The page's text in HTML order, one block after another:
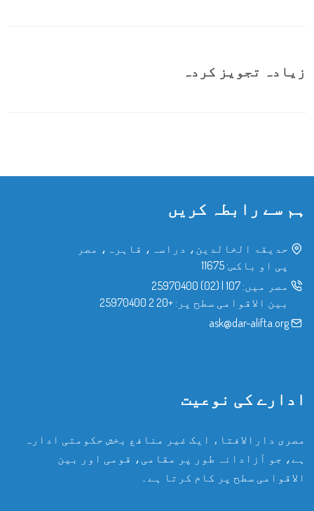
زیادہ تجویز کردہ
ہم سے رابطہ کریں
حدیقۃ الخالدین، دراسہ، قاہرہ، مصر
پی او باکس: 11675
مصر میں: 107
|
(02) 25970400
بین الاقوامی سطح پر: +20 2 25970400
ask@dar-alifta.org
ادارے کی نوعیت
مصری دارالافتاء ایک غیر منافع بخش حکومتی ادارہ
ہے، جو آزادانہ طور پر مقامی، قومی اور بین
الاقوامی سطح پر کام کرتا ہے۔